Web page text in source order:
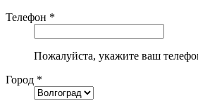
Телефон *
Пожалуйста, укажите ваш
Город *